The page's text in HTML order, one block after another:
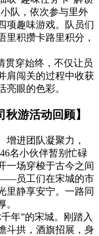
队，依次参与里外
项趣味游戏。队员们
里积攒卡路里积分，
贯穿始终，不仅让员
肩闯关的过程中收获
亮眼的色彩。
游活动回顾】
增进团队凝聚力，
名小伙伴暂别忙碌
一场穿梭于古今之间
员工们在宋城的市
里静享安宁。一路同
。
年”的宋城。刚踏入
斗拱，酒旗招展，身